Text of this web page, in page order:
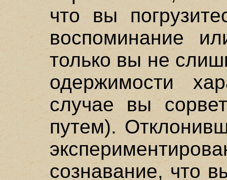
что вы
воспоминание
только вы не
одержимости
случае вы
путем).
сознавание, что